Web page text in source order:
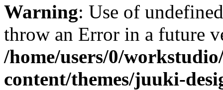
Warning: Use of
throw an Error in a future
/home/users/0/
content/themes/juuki-